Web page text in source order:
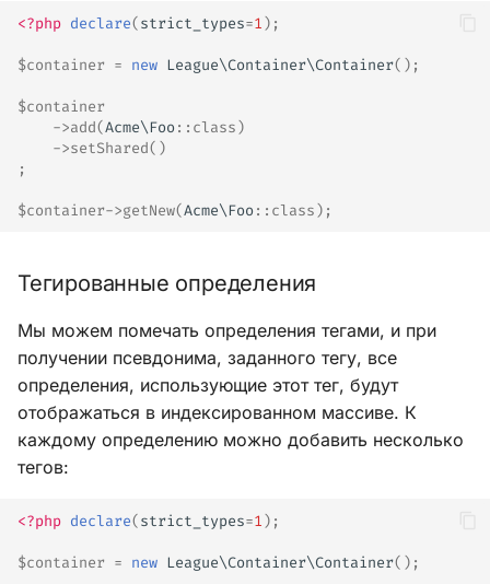
<?php declare(strict_types=1);
$container = new League\Container\Container();
$container
->add(Acme\Foo:: class)
->setShared()
;
$container->getNew(Acme\Foo:: class);
Тегированные определения
Мы можем помечать определения тегами, и при
получении псевдонима, заданного тегу, все
определения, использующие этот тег, будут
отображаться в индексированном массиве. К
каждому определению можно добавить несколько
тегов:
<?php declare(strict_types=1);
$container = new League\Container\Container();